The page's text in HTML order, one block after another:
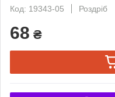
Код: 19343-05
Роздріб
68 ₴